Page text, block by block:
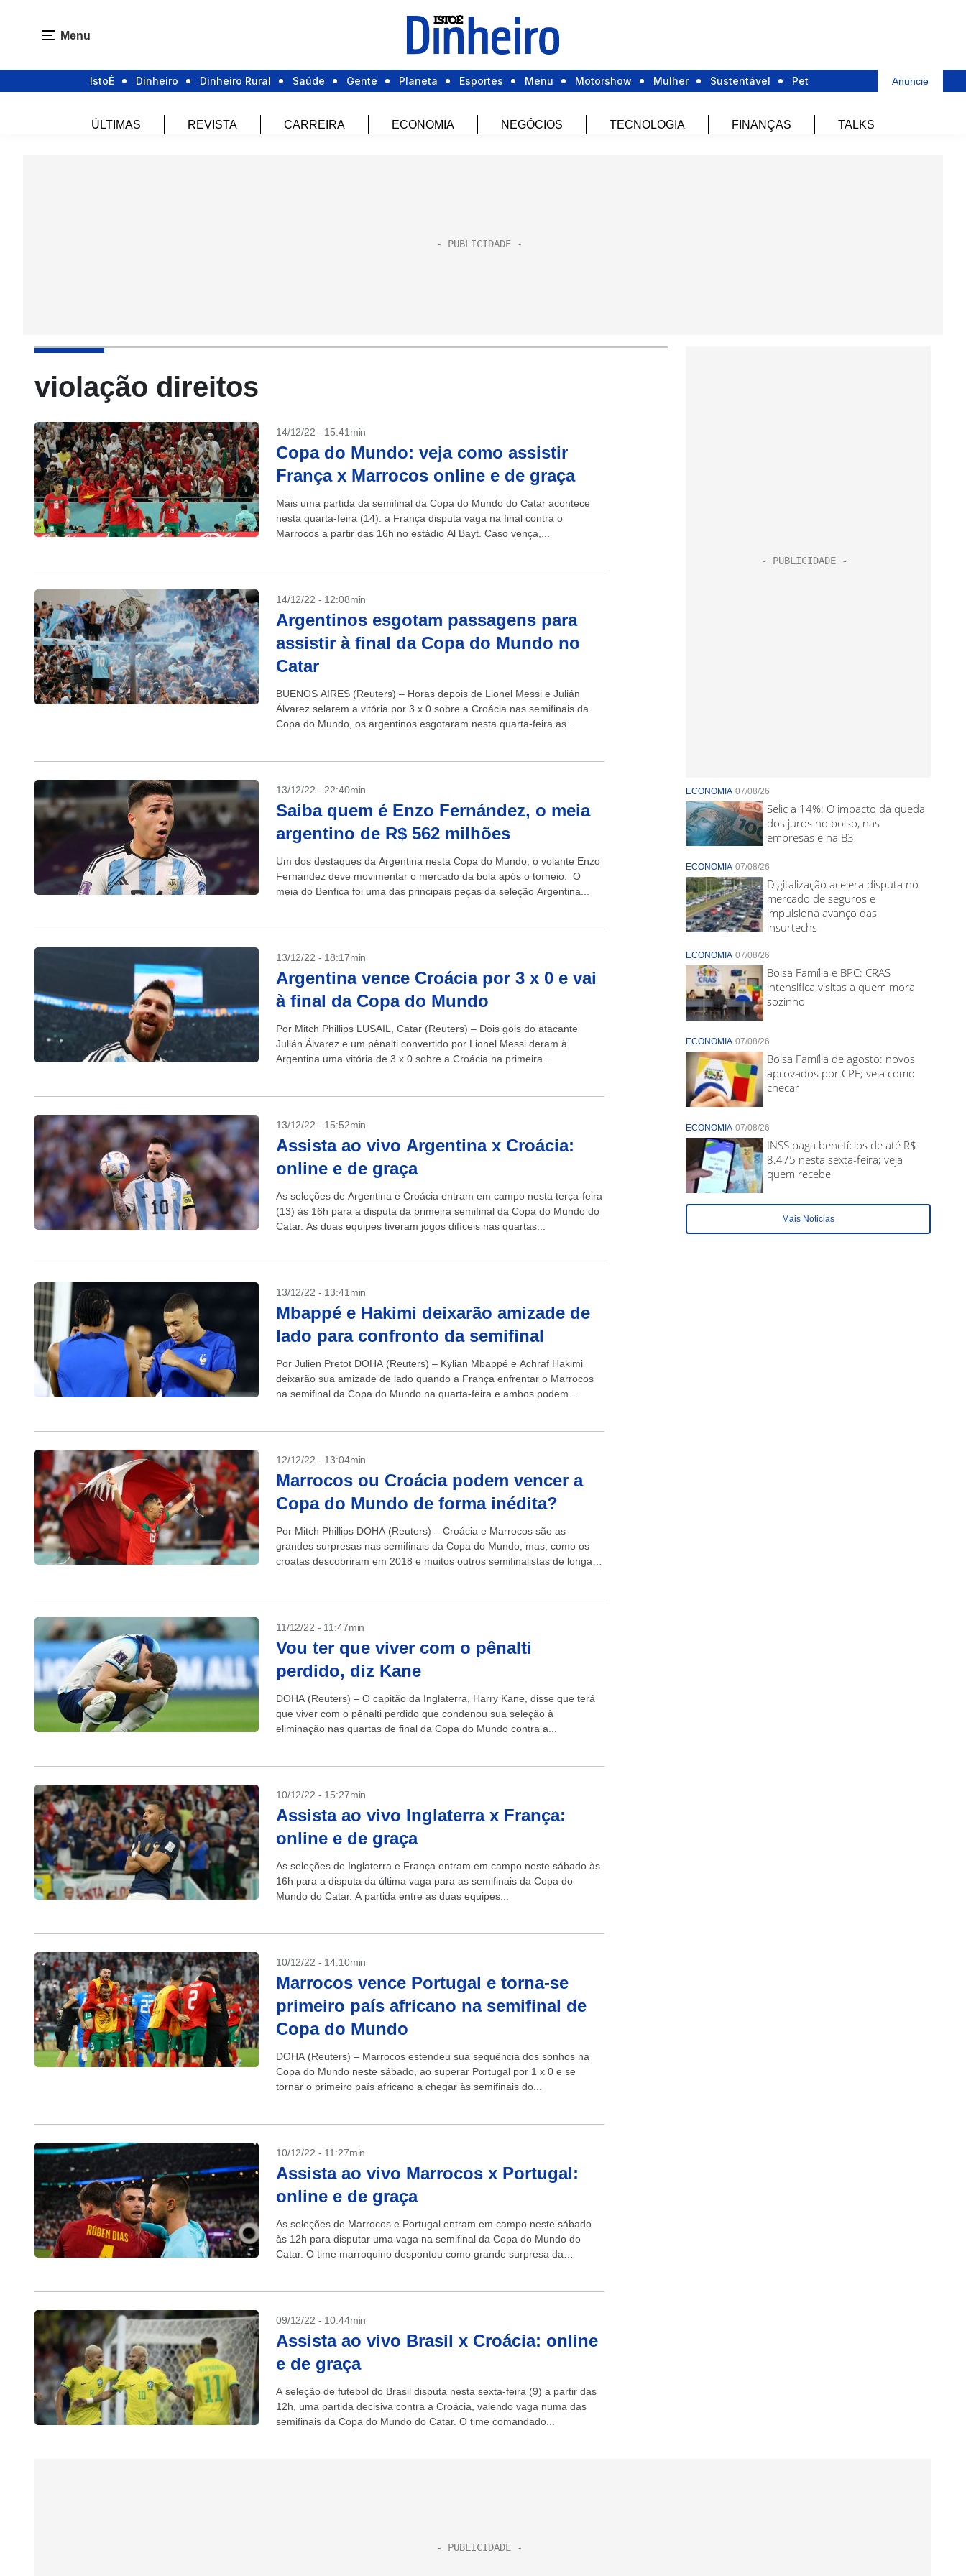
Menu
IstoÉ Dinheiro Dinheiro Rural Saúde Gente Planeta Esportes Menu Motorshow Mulher Sustentável Pet Anuncie
ÚLTIMAS REVISTA CARREIRA ECONOMIA NEGÓCIOS TECNOLOGIA FINANÇAS TALKS
violação direitos
14/12/22 - 15:41min
Copa do Mundo: veja como assistir
França x Marrocos online e de graça
Mais uma partida da semifinal da Copa do Mundo do Catar acontece
nesta quarta-feira (14): a França disputa vaga na final contra o
Marrocos a partir das 16h no estádio Al Bayt. Caso vença,...
14/12/22 - 12:08min
Argentinos esgotam passagens para
assistir à final da Copa do Mundo no
Catar
BUENOS AIRES (Reuters) – Horas depois de Lionel Messi e Julián
Álvarez selarem a vitória por 3 x 0 sobre a Croácia nas semifinais da
Copa do Mundo, os argentinos esgotaram nesta quarta-feira as...
13/12/22 - 22:40min
Saiba quem é Enzo Fernández, o meia
argentino de R$ 562 milhões
Um dos destaques da Argentina nesta Copa do Mundo, o volante Enzo
Fernández deve movimentar o mercado da bola após o torneio. O
meia do Benfica foi uma das principais peças da seleção Argentina...
13/12/22 - 18:17min
Argentina vence Croácia por 3 x 0 e vai
à final da Copa do Mundo
Por Mitch Phillips LUSAIL, Catar (Reuters) – Dois gols do atacante
Julián Álvarez e um pênalti convertido por Lionel Messi deram à
Argentina uma vitória de 3 x 0 sobre a Croácia na primeira...
13/12/22 - 15:52min
Assista ao vivo Argentina x Croácia:
online e de graça
As seleções de Argentina e Croácia entram em campo nesta terça-feira
(13) às 16h para a disputa da primeira semifinal da Copa do Mundo do
Catar. As duas equipes tiveram jogos difíceis nas quartas...
13/12/22 - 13:41min
Mbappé e Hakimi deixarão amizade de
lado para confronto da semifinal
Por Julien Pretot DOHA (Reuters) – Kylian Mbappé e Achraf Hakimi
deixarão sua amizade de lado quando a França enfrentar o Marrocos
na semifinal da Copa do Mundo na quarta-feira e ambos podem
12/12/22 - 13:04min
Marrocos ou Croácia podem vencer a
Copa do Mundo de forma inédita?
Por Mitch Phillips DOHA (Reuters) – Croácia e Marrocos são as
grandes surpresas nas semifinais da Copa do Mundo, mas, como os
croatas descobriram em 2018 e muitos outros semifinalistas de longa
11/12/22 - 11:47min
Vou ter que viver com o pênalti
perdido, diz Kane
DOHA (Reuters) – O capitão da Inglaterra, Harry Kane, disse que terá
que viver com o pênalti perdido que condenou sua seleção à
eliminação nas quartas de final da Copa do Mundo contra a...
10/12/22 - 15:27min
Assista ao vivo Inglaterra x França:
online e de graça
As seleções de Inglaterra e França entram em campo neste sábado às
16h para a disputa da última vaga para as semifinais da Copa do
Mundo do Catar. A partida entre as duas equipes...
10/12/22 - 14:10min
Marrocos vence Portugal e torna-se
primeiro país africano na semifinal de
Copa do Mundo
DOHA (Reuters) – Marrocos estendeu sua sequência dos sonhos na
Copa do Mundo neste sábado, ao superar Portugal por 1 x 0 e se
tornar o primeiro país africano a chegar às semifinais do...
10/12/22 - 11:27min
Assista ao vivo Marrocos x Portugal:
online e de graça
As seleções de Marrocos e Portugal entram em campo neste sábado
às 12h para disputar uma vaga na semifinal da Copa do Mundo do
Catar. O time marroquino despontou como grande surpresa da
09/12/22 - 10:44min
Assista ao vivo Brasil x Croácia: online
e de graça
A seleção de futebol do Brasil disputa nesta sexta-feira (9) a partir das
12h, uma partida decisiva contra a Croácia, valendo vaga numa das
semifinais da Copa do Mundo do Catar. O time comandado...
ECONOMIA 07/08/26
Selic a 14%: O impacto da queda
dos juros no bolso, nas
empresas e na B3
ECONOMIA 07/08/26
Digitalização acelera disputa no
mercado de seguros e
impulsiona avanço das
insurtechs
ECONOMIA 07/08/26
Bolsa Família e BPC: CRAS
intensifica visitas a quem mora
sozinho
ECONOMIA 07/08/26
Bolsa Família de agosto: novos
aprovados por CPF; veja como
checar
ECONOMIA 07/08/26
INSS paga benefícios de até R$
8.475 nesta sexta-feira; veja
quem recebe
Mais Noticias